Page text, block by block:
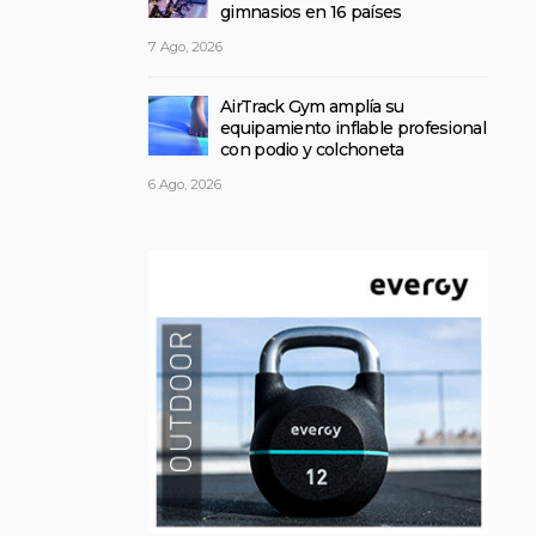
gimnasios en 16 países
7 Ago, 2026
AirTrack Gym amplía su
equipamiento inflable profesional
con podio y colchoneta
6 Ago, 2026